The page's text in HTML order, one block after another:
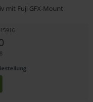
mit Fuji GFX-Mount